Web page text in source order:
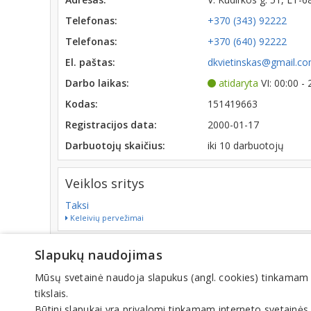
Telefonas:
+370 (343) 92222
Telefonas:
+370 (640) 92222
El. paštas:
Darbo laikas:
atidaryta VI: 00:00 -
Kodas:
151419663
Registracijos data:
2000-01-17
Darbuotojų skaičius:
iki 10 darbuotojų
Veiklos sritys
Taksi
Keleivių pervežimai
©
Slapukų naudojimas
Mūsų svetainė naudoja slapukus (angl. cookies)
tikslais.